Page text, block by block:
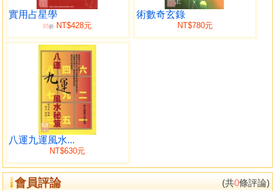
析？心電圖之類的方法確實能反映人內心的一些情緒變化。
然而，到目前為止，最先進的科學儀器仍舊不能夠完全領略
和解讀人類複雜內心世界的變化以及生命的奧秘！周易八卦
等傳統文化從不同的角度探查生命的奧妙，應是對科學不足
之處的有機補充，值得我們去研究。
對易經八卦、玄空風水、奇門遁甲、四柱八字和掌面相
等，我是外行，但有興趣。最近，偶讀羅偉良的《抱易軒實
戰錄》，獲益良多。也許受佛家的影響，羅博士特別重視心
的作用。在討論如何才能成為相學名師時，羅博士所列舉的
五個條件都與心有關；信仰心、尊重心、恆心、實證心和謙
遜心。在討論改命的方法時，修心（淨化思想）成為其核心
元素。《六祖壇經》云，「心量廣大，遍周法界。用即了了
分明，應用便知一切。一切即一，一即一切。去來自由，心
實用占星學
95折 NT$428元
術數奇玄錄
NT$780元
八運九運風水...
NT$630元
會員評論 (共0條評論)